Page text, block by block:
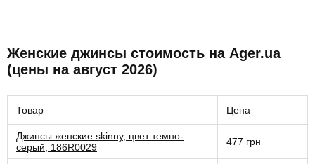
Женские джинсы стоимость на Ager.ua
(цены на август 2026)
Товар Цена
Джинсы женские skinny, цвет темно-
серый, 186R0029
477 грн